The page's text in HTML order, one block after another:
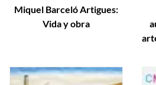
Miquel Barceló Artigues:
Vida y obra